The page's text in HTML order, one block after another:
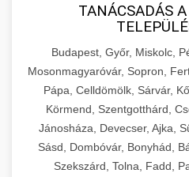
TANÁCSADÁS
Budapest, Győr, Miskolc,
Mosonmagyaróvár, Sopron,
Pápa, Celldömölk, Sárvár,
Körmend, Szentgotthárd,
Jánosháza, Devecser, Ajka,
Sásd, Dombóvár, Bonyhád,
Szekszárd, Tolna, Fadd,